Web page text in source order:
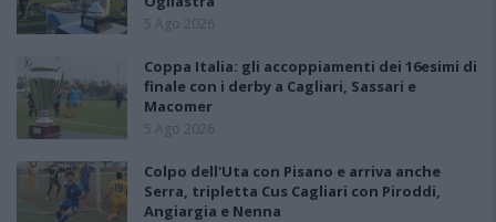
5 Ago 2026
Coppa Italia: gli accoppiamenti dei 16esimi di
finale con i derby a Cagliari, Sassari e
Macomer
5 Ago 2026
Colpo dell'Uta con Pisano e arriva anche
Serra, tripletta Cus Cagliari con Piroddi,
Angiargia e Nenna